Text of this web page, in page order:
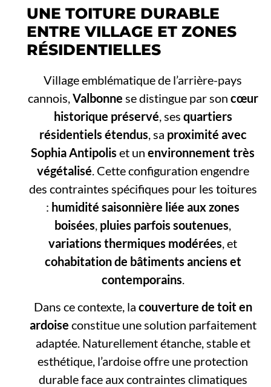
UNE TOITURE DURABLE
ENTRE VILLAGE ET ZONES
RÉSIDENTIELLES
Village emblématique de l’arrière-pays
cannois,Valbonne se distingue par son cœur
historique préservé, ses quartiers
résidentiels étendus, sa proximité avec
Sophia Antipolis et unenvironnement très
végétalisé. Cette configuration engendre
des contraintes spécifiques pour les toitures
: humidité saisonnière liée aux zones
boisées, pluies parfois soutenues,
variations thermiques modérées, et
cohabitation de bâtiments anciens et
contemporains.
Dans ce contexte, la couverture de toit en
ardoise constitue une solution parfaitement
adaptée. Naturellement étanche, stable et
esthétique, l’ardoise offre une protection
durable face aux contraintes climatiques